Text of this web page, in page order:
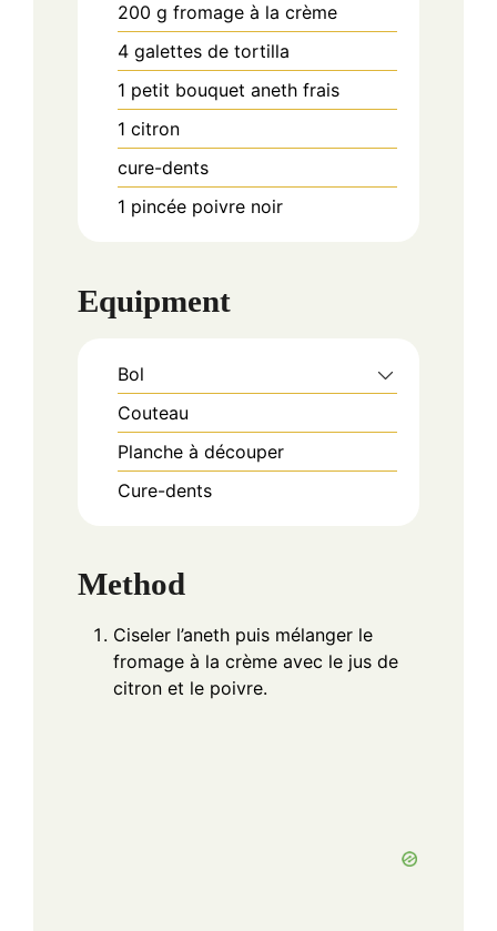
200 g fromage à la crème
4 galettes de tortilla
1 petit bouquet aneth frais
1 citron
cure-dents
1 pincée poivre noir
Equipment
Bol
Couteau
Planche à découper
Cure-dents
Method
Ciseler l’aneth puis mélanger le
fromage à la crème avec le jus de
citron et le poivre.